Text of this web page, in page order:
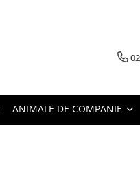
ANIMALE DE COMPANIE